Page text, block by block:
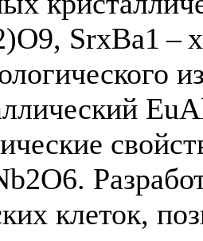
SrxBa1 –
клеток,